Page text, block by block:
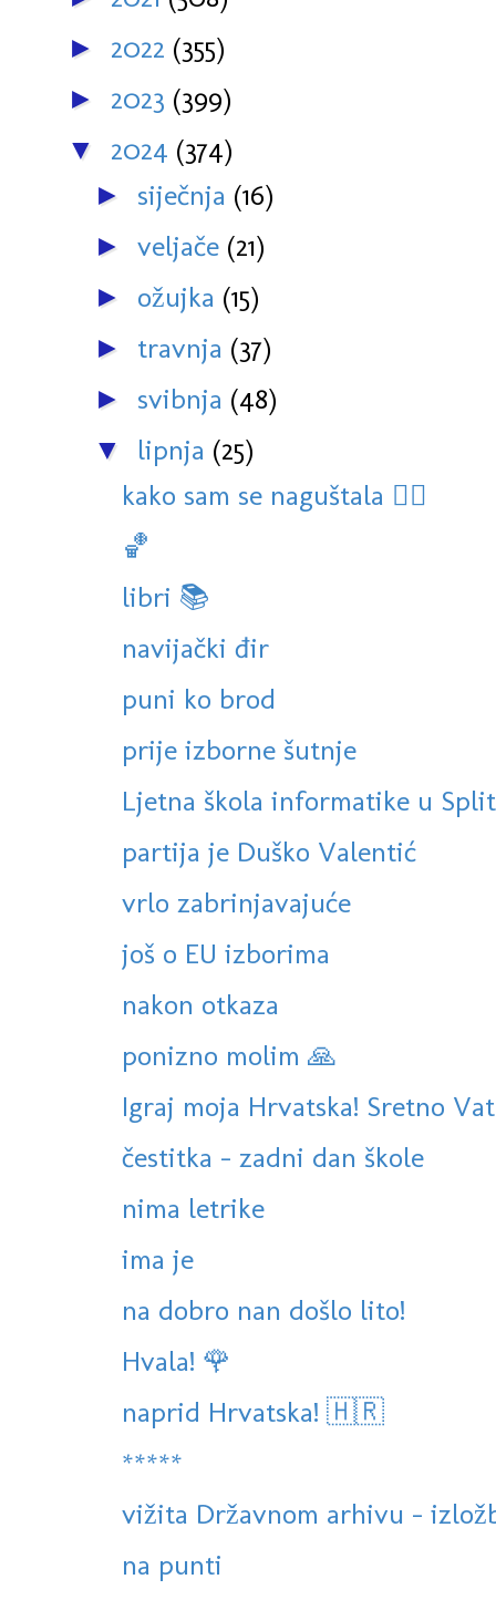
► 2022 (355)
► 2023 (399)
▼ 2024 (374)
► siječnja (16)
► veljače (21)
► ožujka (15)
► travnja (37)
► svibnja (48)
▼ lipnja (25)
kako sam se naguštala 🏊‍♀️
🏀
libri 📚
navijački đir
puni ko brod
prije izborne šutnje
Ljetna škola informatike u
partija je Duško Valentić
vrlo zabrinjavajuće
još o EU izborima
nakon otkaza
ponizno molim 🙏
Igraj moja Hrvatska! Sretno
čestitka - zadni dan škole
nima letrike
ima je
na dobro nan došlo lito!
Hvala! 🌹
naprid Hrvatska! 🇭🇷
*****
vižita Državnom arhivu -
na punti